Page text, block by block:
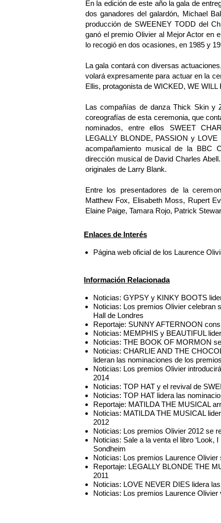
En la edición de este año la gala de
dos ganadores del galardón, Michael
producción de SWEENEY TODD del
ganó el premio Olivier al Mejor Actor en
lo recogió en dos ocasiones, en 1985 y
La gala contará con diversas
volará expresamente para actuar en la
Ellis, protagonista de WICKED, WE
Las compañías de danza Thick Skin y
coreografías de esta ceremonia, que
nominados, entre ellos SWEET
LEGALLY BLONDE, PASSION y
acompañamiento musical de la BBC
dirección musical de David Charles
originales de Larry Blank.
Entre los presentadores de la
Matthew Fox, Elisabeth Moss, Rupert
Elaine Paige, Tamara Rojo, Patrick
Enlaces de Interés
Página web oficial de los Laurence
Información Relacionada
Noticias: GYPSY y KINKY BOOTS
Noticias: Los premios Olivier celebran
Hall de Londres
Reportaje: SUNNY AFTERNOON
Noticias: MEMPHIS y BEAUTIFUL
Noticias: THE BOOK OF MORMON
Noticias: CHARLIE AND THE
lideran las nominaciones de los
Noticias: Los premios Olivier
2014
Noticias: TOP HAT y el revival de
Noticias: TOP HAT lidera las
Reportaje: MATILDA THE MUSICAL
Noticias: MATILDA THE MUSICAL
2012
Noticias: Los premios Olivier 2012 se
Noticias: Sale a la venta el libro ‘Look,
Sondheim
Noticias: Los premios Laurence
Reportaje: LEGALLY BLONDE THE
2011
Noticias: LOVE NEVER DIES lidera
Noticias: Los premios Laurence